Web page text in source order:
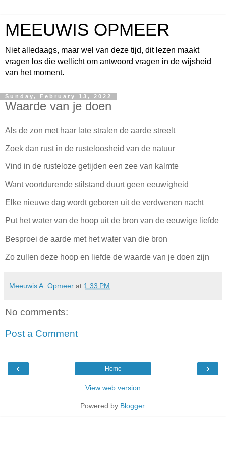
MEEUWIS OPMEER
Niet alledaags, maar wel van deze tijd, dit lezen maakt
vragen los die wellicht om antwoord vragen in de wijsheid
van het moment.
Sunday, February 13, 2022
Waarde van je doen
Als de zon met haar late stralen de aarde streelt
Zoek dan rust in de rusteloosheid van de natuur
Vind in de rusteloze getijden een zee van kalmte
Want voortdurende stilstand duurt geen eeuwigheid
Elke nieuwe dag wordt geboren uit de verdwenen nacht
Put het water van de hoop uit de bron van de eeuwige liefde
Besproei de aarde met het water van die bron
Zo zullen deze hoop en liefde de waarde van je doen zijn
Meeuwis A. Opmeer at 1:33 PM
No comments:
Post a Comment
‹ ›
Home
View web version
Powered by Blogger.